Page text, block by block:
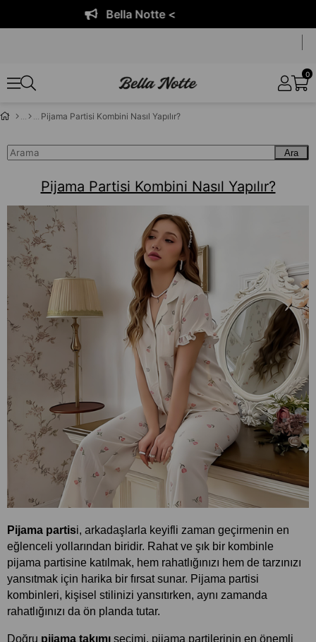
Bella Notte <
0
Pijama Partisi Kombini Nasıl Yapılır?
Ara
Pijama Partisi Kombini Nasıl Yapılır?
Pijama partisi, arkadaşlarla keyifli zaman geçirmenin en
eğlenceli yollarından biridir. Rahat ve şık bir kombinle
pijama partisine katılmak, hem rahatlığınızı hem de tarzınızı
yansıtmak için harika bir fırsat sunar. Pijama partisi
kombinleri, kişisel stilinizi yansıtırken, aynı zamanda
rahatlığınızı da ön planda tutar.
Doğru pijama takımı seçimi, pijama partilerinin en önemli